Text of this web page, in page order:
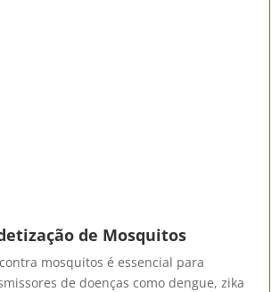
de Mosquitos
mosquitos é essencial para
de doenças como dengue, zika